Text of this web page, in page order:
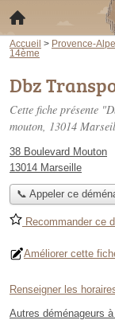
Accueil > Provence-
14ème
Dbz
Cette fiche présente
mouton, 13014
38 Boulevard Mouton
13014 Marseille
📞 Appeler ce
Recommander ce
Améliorer cette
Renseigner les
Autres déménageurs